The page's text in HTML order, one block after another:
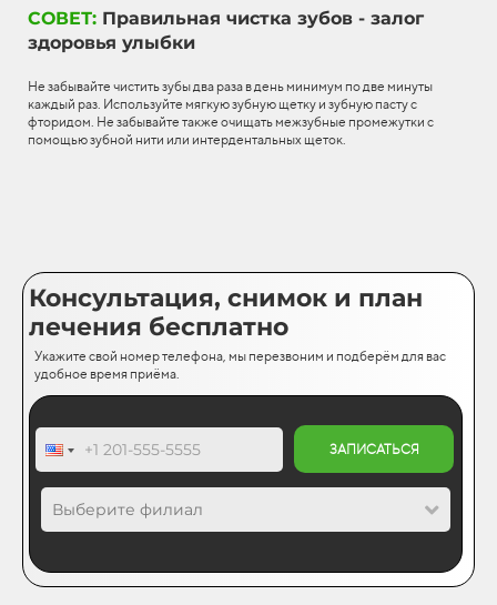
СОВЕТ: Правильная чистка зубов - залог
здоровья улыбки
Не забывайте чистить зубы два раза в день минимум по две минуты
каждый раз. Используйте мягкую зубную щетку и зубную пасту с
фторидом. Не забывайте также очищать межзубные промежутки с
помощью зубной нити или интердентальных щеток.
Консультация, снимок и план
лечения бесплатно
Укажите свой номер телефона, мы перезвоним и подберём для вас
удобное время приёма.
ЗАПИСАТЬСЯ
Выберите филиал